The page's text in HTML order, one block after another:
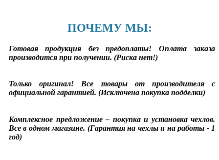
ПОЧЕМУ МЫ:
Готовая продукция без предоплаты! Оплата заказа
производится при получении. (Риска нет!)
Только оригинал! Все товары от производителя с
официальной гарантией. (Исключена покупка подделки)
Комплексное предложение – покупка и установка чехлов.
Все в одном магазине. (Гарантия на чехлы и на работы - 1
год)